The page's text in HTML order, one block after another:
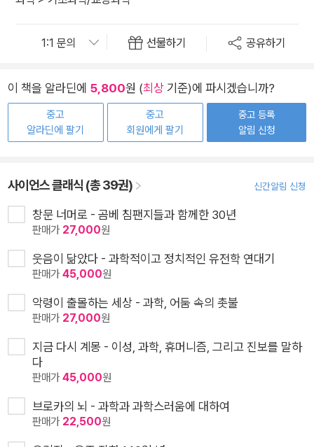
선물하기 공유하기
이 책을 알라딘에 5,800원 (최상 기준)에 파시겠습니까?
중고
알라딘에 팔기
중고
회원에게 팔기
중고 등록
알림 신청
사이언스 클래식 (총 39권) 신간알림 신청
창문 너머로 - 곰베 침팬지들과 함께한 30년
판매가 27,000원
웃음이 닮았다 - 과학적이고 정치적인 유전학 연대기
판매가45,000원
악령이 출몰하는 세상 - 과학, 어둠 속의 촛불
판매가 27,000원
지금 다시 계몽 - 이성, 과학, 휴머니즘, 그리고 진보를 말하
다
판매가45,000원
브로카의 뇌 - 과학과 과학스러움에 대하여
판매가 22,500원